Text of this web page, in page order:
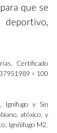
que se
deportivo,
Certificado
< 100
Ignífugo y Sin
atóxico, y
Ignñifugo M2.